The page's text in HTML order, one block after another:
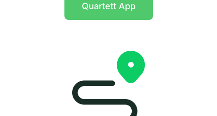
Quartett App